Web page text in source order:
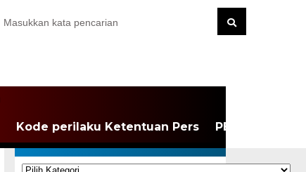
Kode perilaku Ketentuan Pers PEDOMAN
KATEGORI